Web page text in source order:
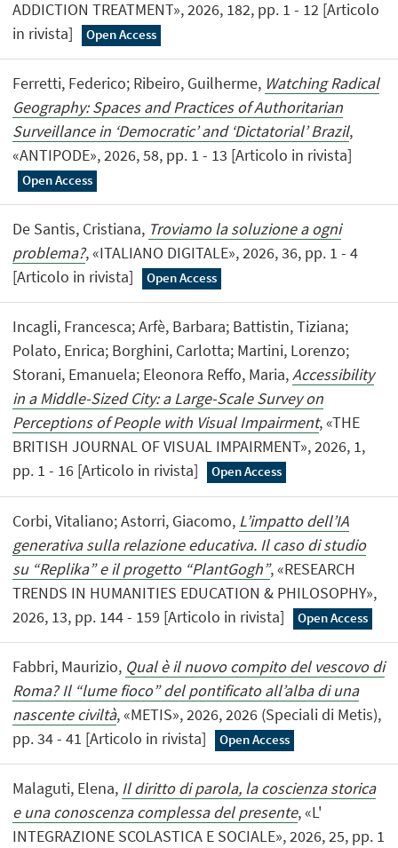
ADDICTION TREATMENT», 2026, 182, pp. 1 - 12 [Articolo
in rivista]
Open Access
Ferretti, Federico; Ribeiro, Guilherme, Watching Radical
Geography: Spaces and Practices of Authoritarian
Surveillance in ‘Democratic’ and ‘Dictatorial’ Brazil,
«ANTIPODE», 2026, 58, pp. 1 - 13 [Articolo in rivista]
Open Access
De Santis, Cristiana, Troviamo la soluzione a ogni
problema?, «ITALIANO DIGITALE», 2026, 36, pp. 1 - 4
[Articolo in rivista]
Open Access
Incagli, Francesca; Arfè, Barbara; Battistin, Tiziana;
Polato, Enrica; Borghini, Carlotta; Martini, Lorenzo;
Storani, Emanuela; Eleonora Reffo, Maria,Accessibility
in a Middle-Sized City: a Large-Scale Survey on
Perceptions of People with Visual Impairment, «THE
BRITISH JOURNAL OF VISUAL IMPAIRMENT», 2026, 1,
pp. 1 - 16 [Articolo in rivista]
Open Access
Corbi, Vitaliano; Astorri, Giacomo, L’impatto dell’IA
generativa sulla relazione educativa. Il caso di studio
su “Replika” e il progetto “PlantGogh”, «RESEARCH
TRENDS IN HUMANITIES EDUCATION & PHILOSOPHY»,
2026, 13, pp. 144 - 159 [Articolo in rivista]
Open Access
Fabbri, Maurizio, Qual è il nuovo compito del vescovo di
Roma? Il “lume fioco” del pontificato all’alba di una
nascente civiltà, «METIS», 2026, 2026 (Speciali di Metis),
pp. 34 - 41 [Articolo in rivista]
Open Access
Malaguti, Elena, Il diritto di parola, la coscienza storica
e una conoscenza complessa del presente, «L'
INTEGRAZIONE SCOLASTICA E SOCIALE», 2026, 25, pp. 1